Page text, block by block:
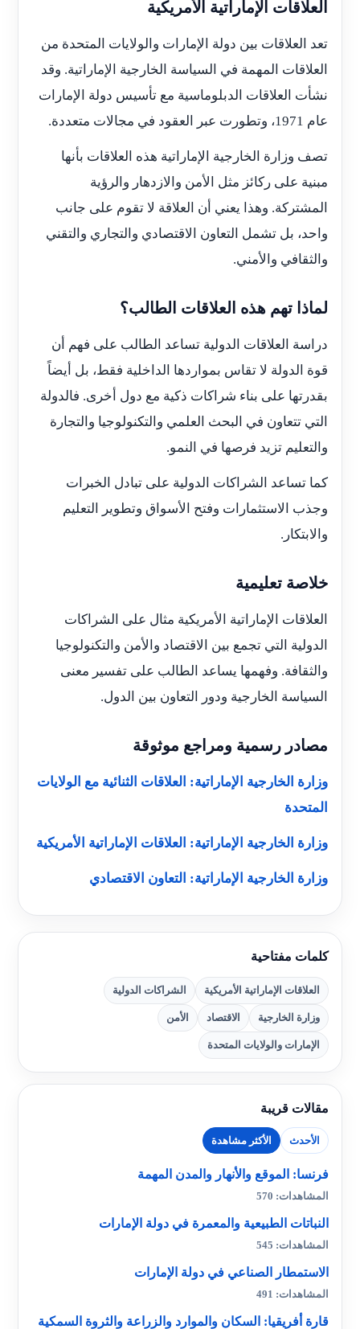
العلاقات الإماراتية الأمريكية
تعد العلاقات بين دولة الإمارات والولايات المتحدة من
العلاقات المهمة في السياسة الخارجية الإماراتية. وقد
نشأت العلاقات الدبلوماسية مع تأسيس دولة الإمارات
عام 1971، وتطورت عبر العقود في مجالات متعددة.
تصف وزارة الخارجية الإماراتية هذه العلاقات بأنها
مبنية على ركائز مثل الأمن والازدهار والرؤية
المشتركة. وهذا يعني أن العلاقة لا تقوم على جانب
واحد، بل تشمل التعاون الاقتصادي والتجاري والتقني
والثقافي والأمني.
لماذا تهم هذه العلاقات الطالب؟
دراسة العلاقات الدولية تساعد الطالب على فهم أن
قوة الدولة لا تقاس بمواردها الداخلية فقط، بل أيضاً
بقدرتها على بناء شراكات ذكية مع دول أخرى. فالدولة
التي تتعاون في البحث العلمي والتكنولوجيا والتجارة
والتعليم تزيد فرصها في النمو.
كما تساعد الشراكات الدولية على تبادل الخبرات
وجذب الاستثمارات وفتح الأسواق وتطوير التعليم
والابتكار.
خلاصة تعليمية
العلاقات الإماراتية الأمريكية مثال على الشراكات
الدولية التي تجمع بين الاقتصاد والأمن والتكنولوجيا
والثقافة. وفهمها يساعد الطالب على تفسير معنى
السياسة الخارجية ودور التعاون بين الدول.
مصادر رسمية ومراجع موثوقة
وزارة الخارجية الإماراتية: العلاقات الثنائية مع الولايات
المتحدة
وزارة الخارجية الإماراتية: العلاقات الإماراتية الأمريكية
وزارة الخارجية الإماراتية: التعاون الاقتصادي
كلمات مفتاحية
العلاقات الإماراتية الأمريكية الشراكات الدولية
وزارة الخارجية الاقتصاد الأمن
الإمارات والولايات المتحدة
مقالات قريبة
الأحدث الأكثر مشاهدة
فرنسا: الموقع والأنهار والمدن المهمة
المشاهدات: 570
النباتات الطبيعية والمعمرة في دولة الإمارات
المشاهدات: 545
الاستمطار الصناعي في دولة الإمارات
المشاهدات: 491
قارة أفريقيا: السكان والموارد والزراعة والثروة السمكية